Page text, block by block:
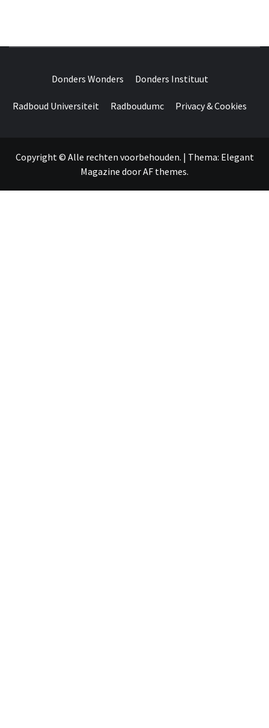
WONDERS
Donders Wonders Donders Instituut
Radboud Universiteit Radboudumc Privacy & Cookies
Copyright © Alle rechten voorbehouden. | Thema: Elegant
Magazine doorAF themes.